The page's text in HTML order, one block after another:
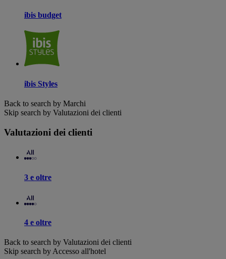
ibis budget
ibis Styles
Back to search by Marchi
Skip search by Valutazioni dei clienti
Valutazioni dei clienti
3 e oltre
4 e oltre
Back to search by Valutazioni dei clienti
Skip search by Accesso all'hotel